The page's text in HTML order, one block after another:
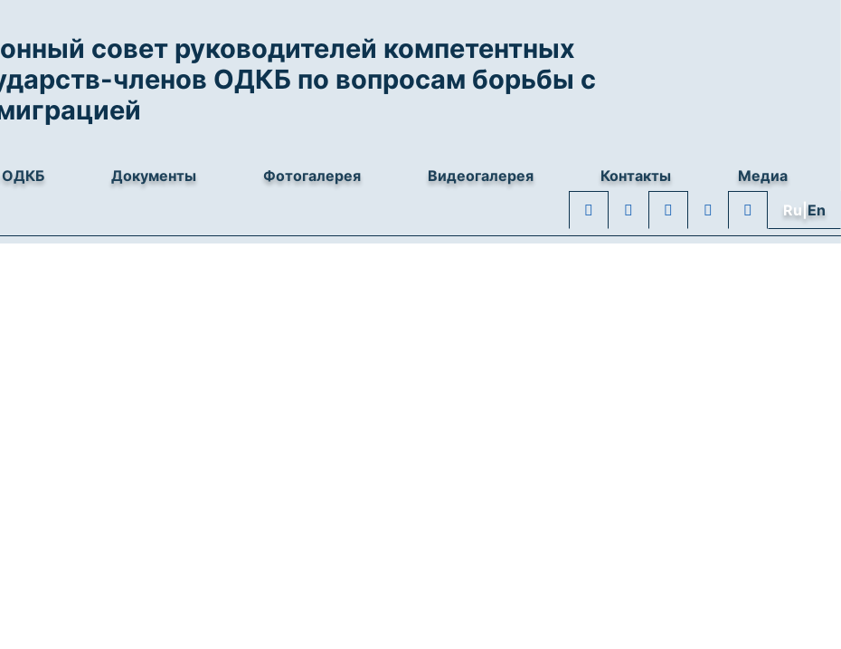
совет руководителей компетентных
членов ОДКБ по вопросам борьбы с
ОДКБ Документы Фотогалерея Видеогалерея Контакты
Медиа
Ru|En